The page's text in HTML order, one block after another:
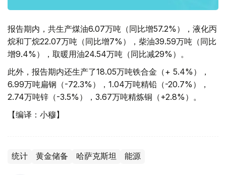
报告期内，共生产煤油6.07万吨（同比增57.2%），液化丙
烷和丁烷22.07万吨（同比增7%），柴油39.59万吨（同比
增9.4%），取暖用油24.54万吨（同比减29%）。
此外，报告期内还生产了18.05万吨铁合金（+ 5.4%），
6.99万吨扁钢（-72.3%），1.04万吨精铅（-20.7%），
2.74万吨锌（-3.5%），3.67万吨精炼铜（+2.8%）。
【编译：小穆】
统计 黄金储备 哈萨克斯坦 能源